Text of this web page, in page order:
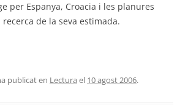
per Espanya, Croacia i les planures
recerca de la seva estimada.
publicat en Lectura el 10 agost 2006.